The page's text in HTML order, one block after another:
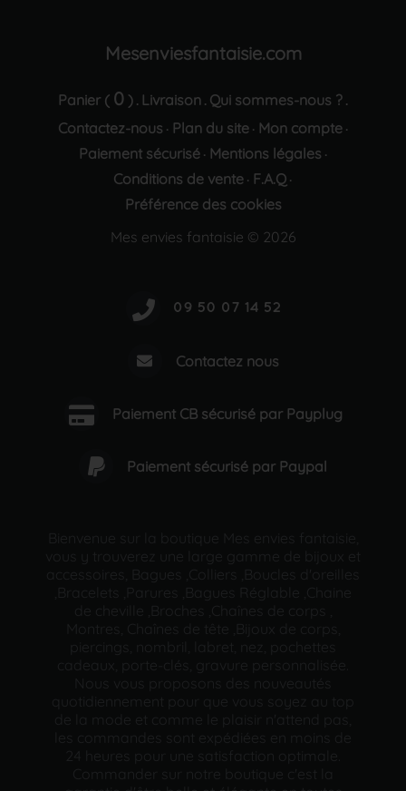
Mesenviesfantaisie.com
Panier ( 0 ) . Livraison . Qui sommes-nous ? .
Contactez-nous · Plan du site· Mon compte·
Paiement sécurisé· Mentions légales ·
Conditions de vente · F.A.Q ·
Préférence des cookies
Mes envies fantaisie © 2026
Contactez nous
Paiement CB sécurisé par Payplug
Paiement sécurisé par Paypal